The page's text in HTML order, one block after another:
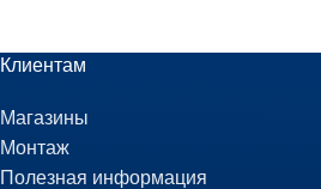
Клиентам
Магазины
Монтаж
Полезная информация